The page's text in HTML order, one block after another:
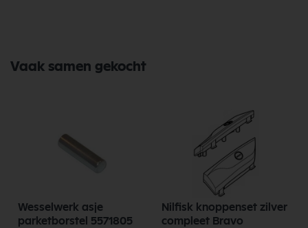
Vaak samen gekocht
Wesselwerk asje
parketborstel 5571805
Nilfisk knoppenset zilver
compleet Bravo